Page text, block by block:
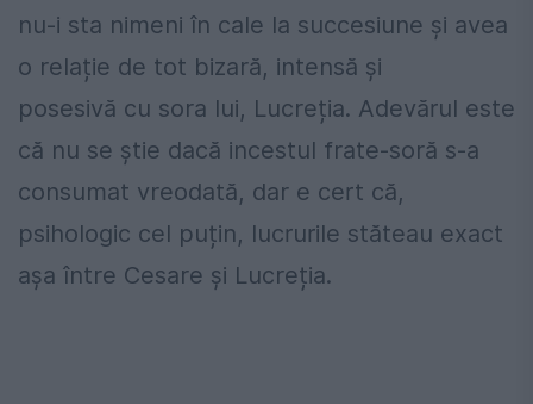
nu-i sta nimeni în cale la succesiune și avea
o relație de tot bizară, intensă și
posesivă cu sora lui, Lucreția. Adevărul este
că nu se știe dacă incestul frate-soră s-a
consumat vreodată, dar e cert că,
psihologic cel puțin, lucrurile stăteau exact
așa între Cesare și Lucreția.